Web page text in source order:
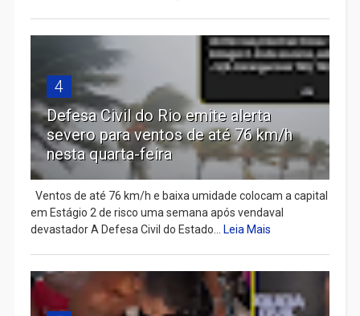
4
Defesa Civil do Rio emite alerta
severo para ventos de até 76 km/h
nesta quarta-feira
Ventos de até 76 km/h e baixa umidade colocam a capital
em Estágio 2 de risco uma semana após vendaval
devastador A Defesa Civil do Estado...
Leia Mais